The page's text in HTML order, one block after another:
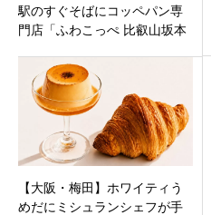
駅のすぐそばにコッペパン専
門店「ふわこっぺ 比叡山坂本
併設で8月19日オープン。
【大阪・梅田】ホワイティう
めだにミシュランシェフが手